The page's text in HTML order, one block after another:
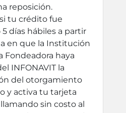
reposición.
tu crédito fue
días hábiles a partir
en que la Institución
Fondeadora haya
INFONAVIT la
del otorgamiento
y activa tu tarjeta
sin costo al